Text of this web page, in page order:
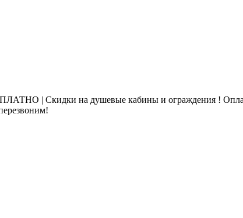
| Скидки на душевые кабины и ограждения !